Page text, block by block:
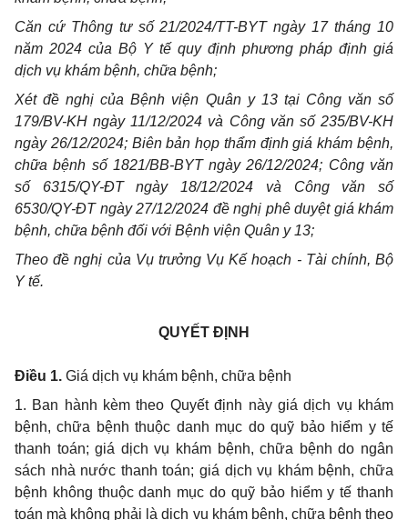
Căn cứ Thông tư số 21/2024/TT-BYT ngày 17 tháng 10
năm 2024 của Bộ Y tế quy định phương pháp định giá
dịch vụ khám bệnh, chữa bệnh;
Xét đề nghị của Bệnh viện Quân y 13 tại Công văn số
179/BV-KH ngày 11/12/2024 và Công văn số 235/BV-KH
ngày 26/12/2024; Biên bản họp thẩm định giá khám bệnh,
chữa bệnh số 1821/BB-BYT ngày 26/12/2024; Công văn
số 6315/QY-ĐT ngày 18/12/2024 và Công văn số
6530/QY-ĐT ngày 27/12/2024 đề nghị phê duyệt giá khám
bệnh, chữa bệnh đối với Bệnh viện Quân y 13;
Theo đề nghị của Vụ trưởng Vụ Kế hoạch - Tài chính, Bộ
Y tế.
QUYẾT ĐỊNH
Điều 1. Giá dịch vụ khám bệnh, chữa bệnh
1. Ban hành kèm theo Quyết định này giá dịch vụ khám
bệnh, chữa bệnh thuộc danh mục do quỹ bảo hiểm y tế
thanh toán; giá dịch vụ khám bệnh, chữa bệnh do ngân
sách nhà nước thanh toán; giá dịch vụ khám bệnh, chữa
bệnh không thuộc danh mục do quỹ bảo hiểm y tế thanh
toán mà không phải là dịch vụ khám bệnh, chữa bệnh theo